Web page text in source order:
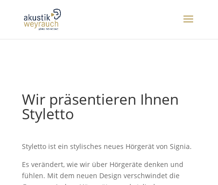
Wir präsentieren Ihnen
Styletto
Styletto ist ein stylisches neues Hörgerät von Signia.
Es verändert, wie wir über Hörgeräte denken und
fühlen. Mit dem neuen Design verschwindet die